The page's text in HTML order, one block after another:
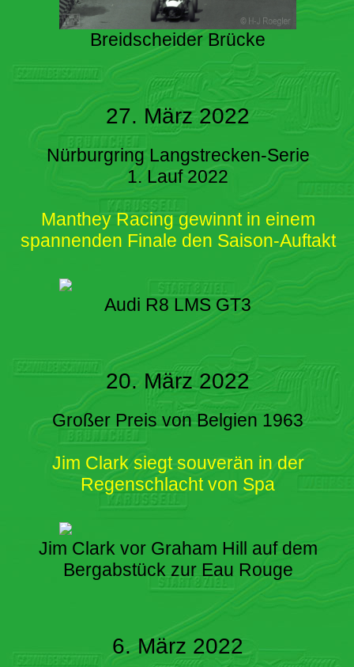
Breidscheider Brücke
27. März 2022
Nürburgring Langstrecken-Serie
1. Lauf 2022
Manthey Racing gewinnt in einem
spannenden Finale den Saison-Auftakt
Audi R8 LMS GT3
20. März 2022
Großer Preis von Belgien 1963
Jim Clark siegt souverän in der
Regenschlacht von Spa
Jim Clark vor Graham Hill auf dem
Bergabstück zur Eau Rouge
6. März 2022